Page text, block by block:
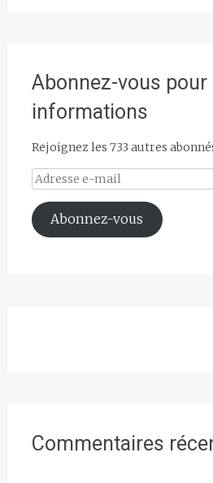
Abonnez-vous
informations
Rejoignez les 733 autres
Adresse
e-
mail
Abonnez-vous
Commentaires